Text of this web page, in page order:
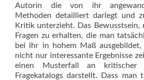
Autorin die von ihr
Methoden detailliert darlegt und
Kritik unterzieht. Das
Fragen zu erhalten, die man
bei ihr in hohem Maß ausgebildet,
nicht nur interessante Ergebnisse
einen Musterfall an kritischer
Fragekatalogs darstellt. Dass man